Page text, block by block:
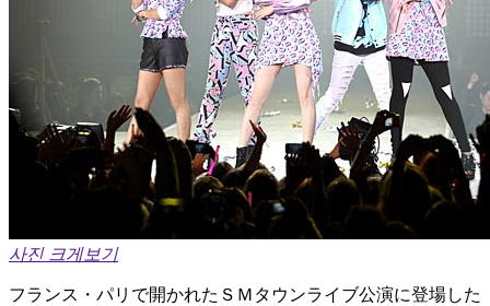
사진 크게보기
フランス・パリで開かれたＳＭタウンライブ公演に登場した